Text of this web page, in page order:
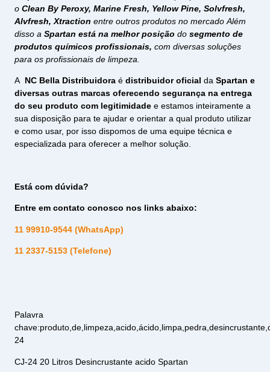
o Clean By Peroxy, Marine Fresh, Yellow Pine, Solvfresh,
Alvfresh, Xtraction entre outros produtos no mercado Além
disso a Spartan está na melhor posição do segmento de
produtos químicos profissionais, com diversas soluções
para os profissionais de limpeza.
A NC Bella Distribuidora é distribuidor oficial da Spartan e
diversas outras marcas oferecendo segurança na entrega
do seu produto com legitimidade e estamos inteiramente a
sua disposição para te ajudar e orientar a qual produto utilizar
e como usar, por isso dispomos de uma equipe técnica e
especializada para oferecer a melhor solução.
Está com dúvida?
Entre em contato conosco nos links abaixo:
11 99910-9544 (WhatsApp)
11 2337-5153 (Telefone)
Palavra
24
CJ-24 20 Litros Desincrustante acido Spartan